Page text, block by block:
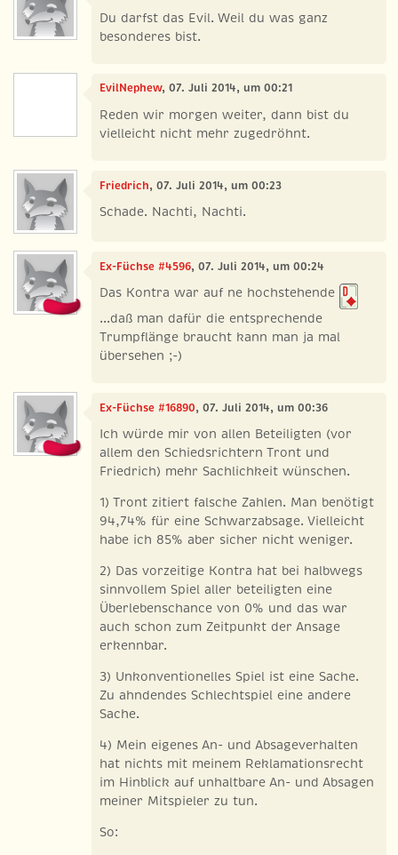
Du darfst das Evil. Weil du was ganz
besonderes bist.
EvilNephew, 07. Juli 2014, um 00:21
Reden wir morgen weiter, dann bist du
vielleicht nicht mehr zugedröhnt.
Friedrich, 07. Juli 2014, um 00:23
Schade. Nachti, Nachti.
Ex-Füchse #4596, 07. Juli 2014, um 00:24
Das Kontra war auf ne hochstehende
...daß man dafür die entsprechende
Trumpflänge braucht kann man ja mal
übersehen ;-)
Ex-Füchse #16890, 07. Juli 2014, um 00:36
Ich würde mir von allen Beteiligten (vor
allem den Schiedsrichtern Tront und
Friedrich) mehr Sachlichkeit wünschen.
1) Tront zitiert falsche Zahlen. Man benötigt
94,74% für eine Schwarzabsage. Vielleicht
habe ich 85% aber sicher nicht weniger.
2) Das vorzeitige Kontra hat bei halbwegs
sinnvollem Spiel aller beteiligten eine
Überlebenschance von 0% und das war
auch schon zum Zeitpunkt der Ansage
erkennbar.
3) Unkonventionelles Spiel ist eine Sache.
Zu ahndendes Schlechtspiel eine andere
Sache.
4) Mein eigenes An- und Absageverhalten
hat nichts mit meinem Reklamationsrecht
im Hinblick auf unhaltbare An- und Absagen
meiner Mitspieler zu tun.
So: